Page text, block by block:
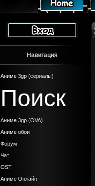
Навигация
Аниме 3gp (сериалы)
Поиск
Аниме 3gp (OVA)
Аниме обои
Форум
Чат
OST
Аниме Онлайн